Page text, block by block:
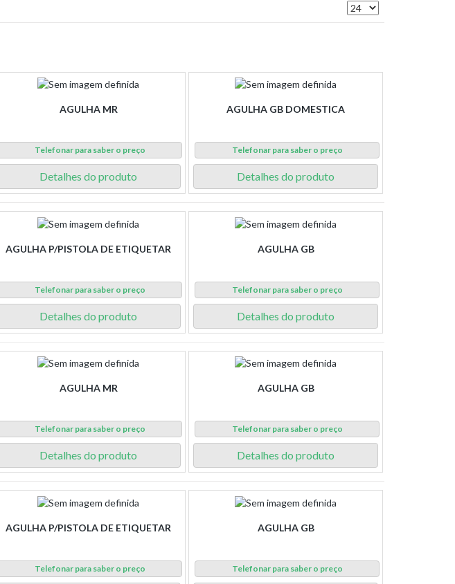
AGULHA MR
Telefonar para saber o preço
Detalhes do produto
AGULHA GB DOMESTICA
Telefonar para saber o preço
Detalhes do produto
AGULHA P/PISTOLA DE ETIQUETAR
Telefonar para saber o preço
Detalhes do produto
AGULHA GB
Telefonar para saber o preço
Detalhes do produto
AGULHA MR
Telefonar para saber o preço
Detalhes do produto
AGULHA GB
Telefonar para saber o preço
Detalhes do produto
AGULHA P/PISTOLA DE ETIQUETAR
Telefonar para saber o preço
AGULHA GB
Telefonar para saber o preço